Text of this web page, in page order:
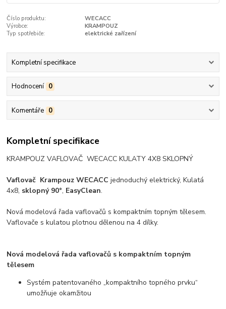
Číslo produktu:
WECACC
Výrobce:
KRAMPOUZ
Typ spotřebiče:
elektrické zařízení
Kompletní specifikace
Hodnocení 0
Komentáře 0
Kompletní specifikace
KRAMPOUZ VAFLOVAČ WECACC KULATY 4X8 SKLOPNÝ
Vaflovač Krampouz WECACC jednoduchý elektrický, Kulatá
4x8, sklopný 90°, EasyClean.
Nová modelová řada vaflovačů s kompaktním topným tělesem.
Vaflovače s kulatou plotnou dělenou na 4 dílky.
Nová modelová řada vaflovačů s kompaktním topným
tělesem
Systém patentovaného „kompaktního topného prvku“
umožňuje okamžitou